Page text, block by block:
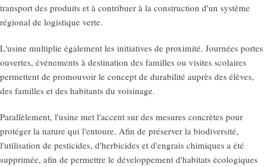
transport des produits et à contribuer à la construction d'un système
régional de logistique verte.
L'usine multiplie également les initiatives de proximité. Journées portes
ouvertes, événements à destination des familles ou visites scolaires
permettent de promouvoir le concept de durabilité auprès des élèves,
des familles et des habitants du voisinage.
Parallèlement, l'usine met l'accent sur des mesures concrètes pour
protéger la nature qui l'entoure. Afin de préserver la biodiversité,
l'utilisation de pesticides, d'herbicides et d'engrais chimiques a été
supprimée, afin de permettre le développement d'habitats écologiques